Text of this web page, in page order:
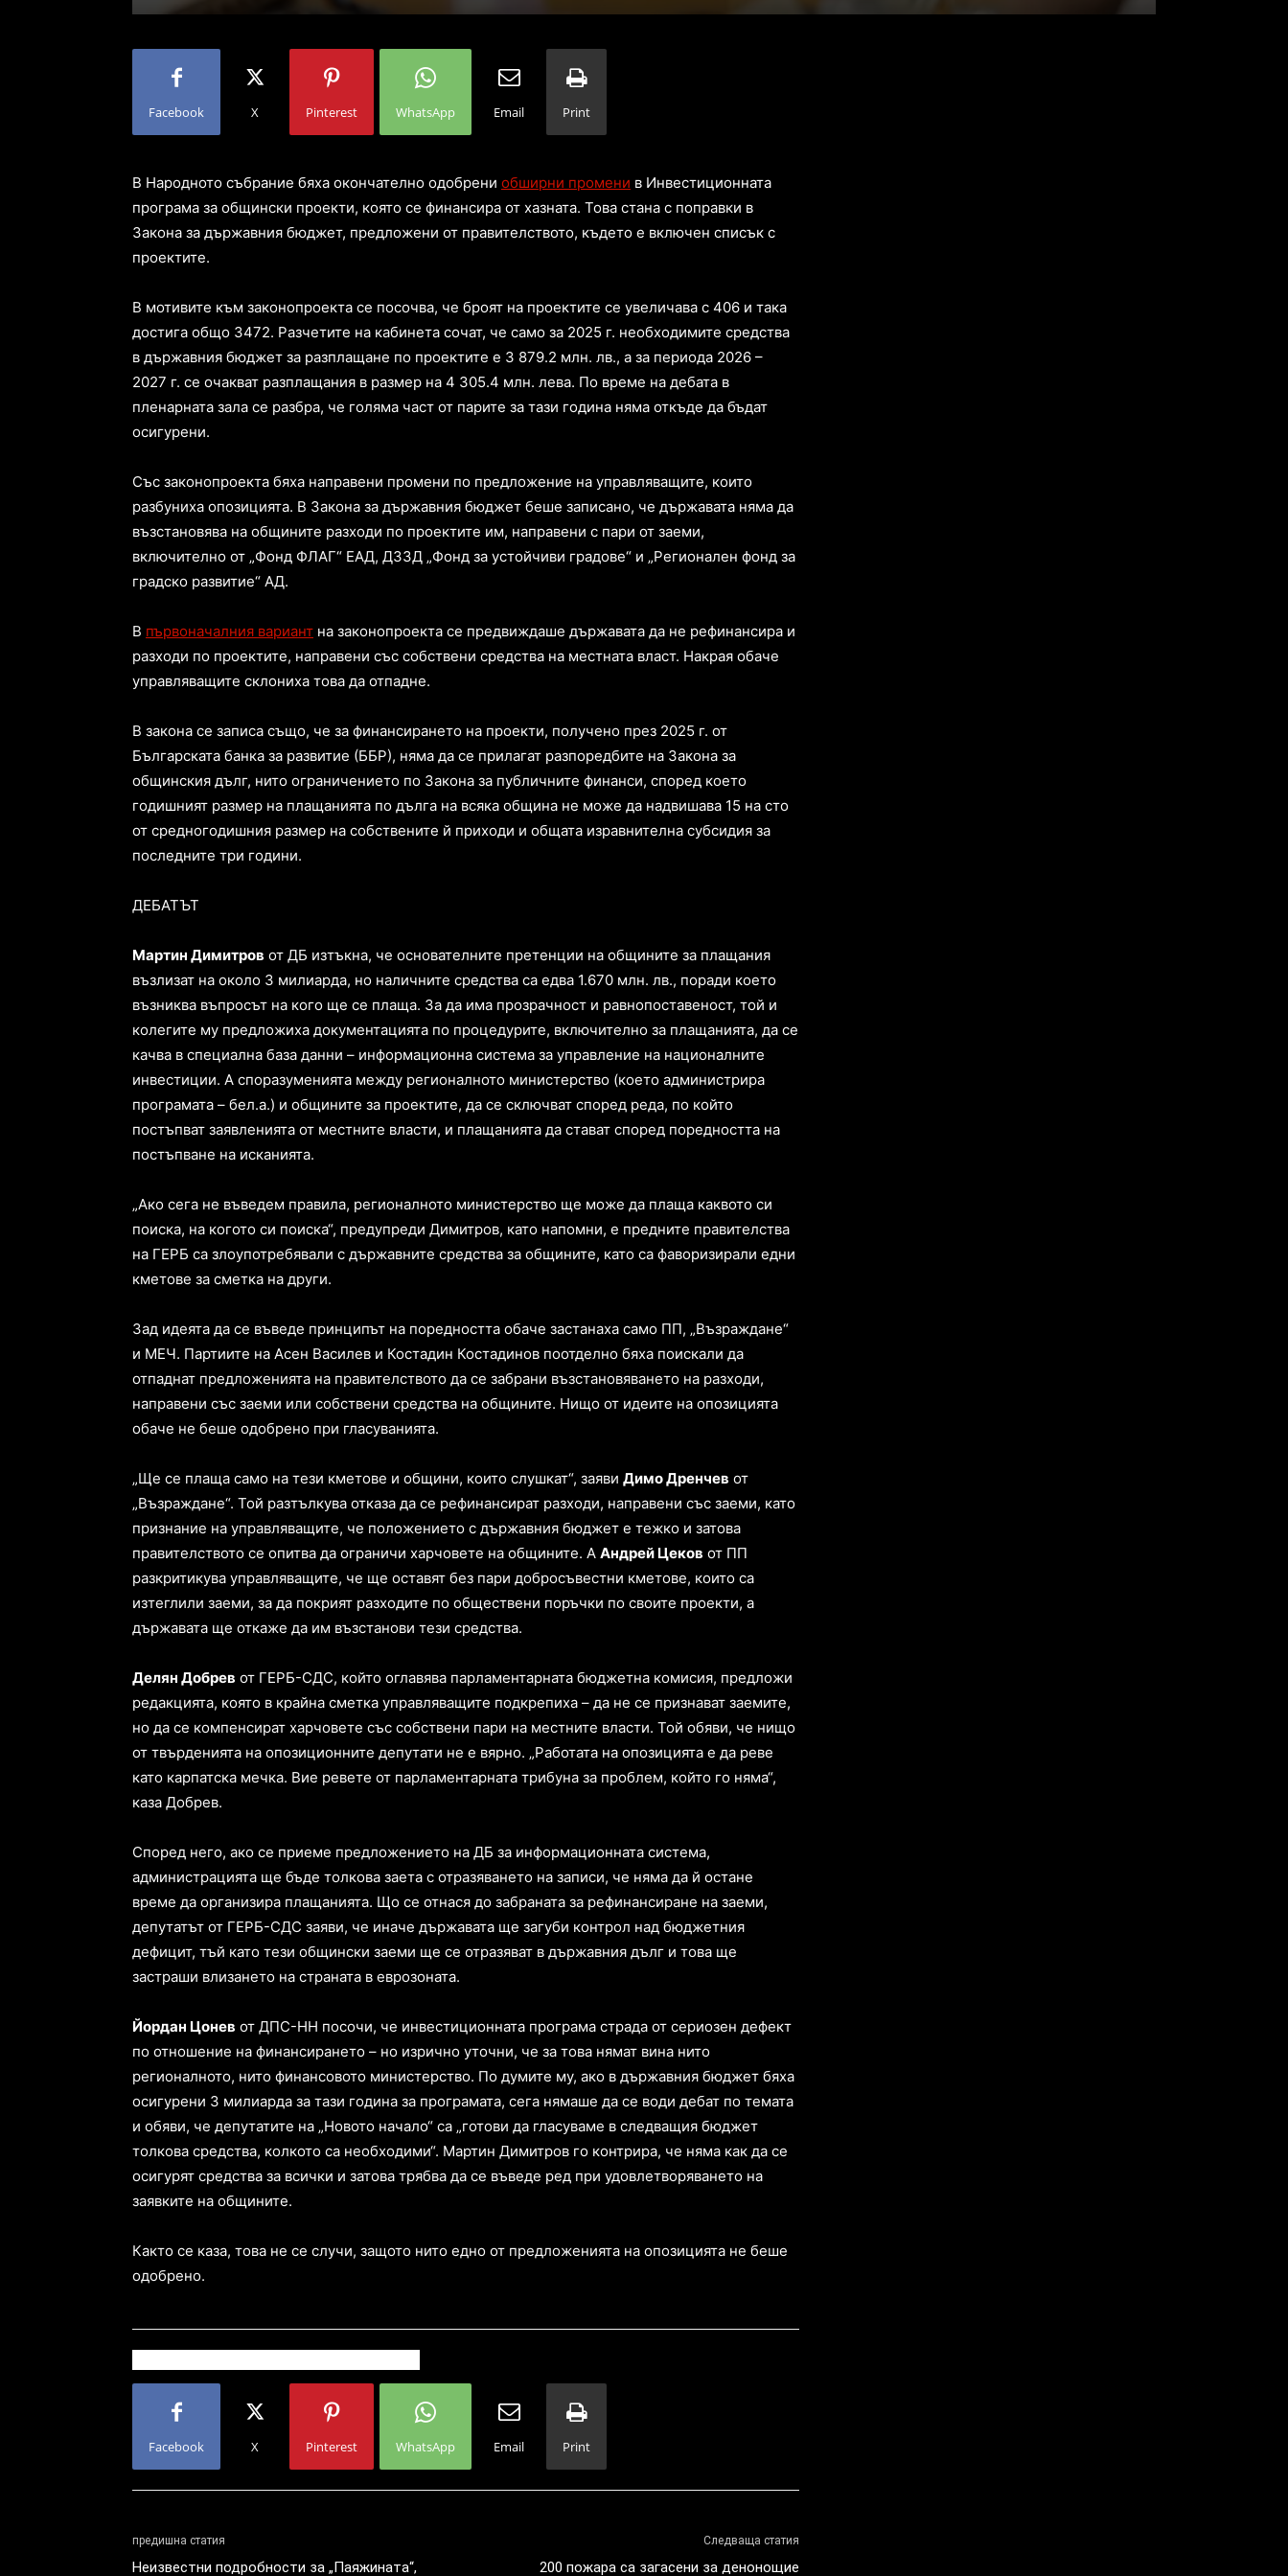
Facebook X Pinterest WhatsApp Email Print
В Народното събрание бяха окончателно одобрени обширни промени в Инвестиционната
програма за общински проекти, която се финансира от хазната. Това стана с поправки в
Закона за държавния бюджет, предложени от правителството, където е включен списък с
проектите.
В мотивите към законопроекта се посочва, че броят на проектите се увеличава с 406 и така
достига общо 3472. Разчетите на кабинета сочат, че само за 2025 г. необходимите средства
в държавния бюджет за разплащане по проектите е 3 879.2 млн. лв., а за периода 2026 –
2027 г. се очакват разплащания в размер на 4 305.4 млн. лева. По време на дебата в
пленарната зала се разбра, че голяма част от парите за тази година няма откъде да бъдат
осигурени.
Със законопроекта бяха направени промени по предложение на управляващите, които
разбуниха опозицията. В Закона за държавния бюджет беше записано, че държавата няма да
възстановява на общините разходи по проектите им, направени с пари от заеми,
включително от „Фонд ФЛАГ“ ЕАД, ДЗЗД „Фонд за устойчиви градове“ и „Регионален фонд за
градско развитие“ АД.
В първоначалния вариант на законопроекта се предвиждаше държавата да не рефинансира и
разходи по проектите, направени със собствени средства на местната власт. Накрая обаче
управляващите склониха това да отпадне.
В закона се записа също, че за финансирането на проекти, получено през 2025 г. от
Българската банка за развитие (ББР), няма да се прилагат разпоредбите на Закона за
общинския дълг, нито ограничението по Закона за публичните финанси, според което
годишният размер на плащанията по дълга на всяка община не може да надвишава 15 на сто
от средногодишния размер на собствените й приходи и общата изравнителна субсидия за
последните три години.
ДЕБАТЪТ
Мартин Димитров от ДБ изтъкна, че основателните претенции на общините за плащания
възлизат на около 3 милиарда, но наличните средства са едва 1.670 млн. лв., поради което
възниква въпросът на кого ще се плаща. За да има прозрачност и равнопоставеност, той и
колегите му предложиха документацията по процедурите, включително за плащанията, да се
качва в специална база данни – информационна система за управление на националните
инвестиции. А споразуменията между регионалното министерство (което администрира
програмата – бел.а.) и общините за проектите, да се сключват според реда, по който
постъпват заявленията от местните власти, и плащанията да стават според поредността на
постъпване на исканията.
„Ако сега не въведем правила, регионалното министерство ще може да плаща каквото си
поиска, на когото си поиска“, предупреди Димитров, като напомни, е предните правителства
на ГЕРБ са злоупотребявали с държавните средства за общините, като са фаворизирали едни
кметове за сметка на други.
Зад идеята да се въведе принципът на поредността обаче застанаха само ПП, „Възраждане“
и МЕЧ. Партиите на Асен Василев и Костадин Костадинов поотделно бяха поискали да
отпаднат предложенията на правителството да се забрани възстановяването на разходи,
направени със заеми или собствени средства на общините. Нищо от идеите на опозицията
обаче не беше одобрено при гласуванията.
„Ще се плаща само на тези кметове и общини, които слушкат“, заяви Димо Дренчев от
„Възраждане“. Той разтълкува отказа да се рефинансират разходи, направени със заеми, като
признание на управляващите, че положението с държавния бюджет е тежко и затова
правителството се опитва да ограничи харчовете на общините. А Андрей Цеков от ПП
разкритикува управляващите, че ще оставят без пари добросъвестни кметове, които са
изтеглили заеми, за да покрият разходите по обществени поръчки по своите проекти, а
държавата ще откаже да им възстанови тези средства.
Делян Добрев от ГЕРБ-СДС, който оглавява парламентарната бюджетна комисия, предложи
редакцията, която в крайна сметка управляващите подкрепиха – да не се признават заемите,
но да се компенсират харчовете със собствени пари на местните власти. Той обяви, че нищо
от твърденията на опозиционните депутати не е вярно. „Работата на опозицията е да реве
като карпатска мечка. Вие ревете от парламентарната трибуна за проблем, който го няма“,
каза Добрев.
Според него, ако се приеме предложението на ДБ за информационната система,
администрацията ще бъде толкова заета с отразяването на записи, че няма да й остане
време да организира плащанията. Що се отнася до забраната за рефинансиране на заеми,
депутатът от ГЕРБ-СДС заяви, че иначе държавата ще загуби контрол над бюджетния
дефицит, тъй като тези общински заеми ще се отразяват в държавния дълг и това ще
застраши влизането на страната в еврозоната.
Йордан Цонев от ДПС-НН посочи, че инвестиционната програма страда от сериозен дефект
по отношение на финансирането – но изрично уточни, че за това нямат вина нито
регионалното, нито финансовото министерство. По думите му, ако в държавния бюджет бяха
осигурени 3 милиарда за тази година за програмата, сега нямаше да се води дебат по темата
и обяви, че депутатите на „Новото начало“ са „готови да гласуваме в следващия бюджет
толкова средства, колкото са необходими“. Мартин Димитров го контрира, че няма как да се
осигурят средства за всички и затова трябва да се въведе ред при удовлетворяването на
заявките на общините.
Както се каза, това не се случи, защото нито едно от предложенията на опозицията не беше
одобрено.
Facebook X Pinterest WhatsApp Email Print
предишна статия
Неизвестни подробности за „Паяжината“,
Следваща статия
200 пожара са загасени за денонощие